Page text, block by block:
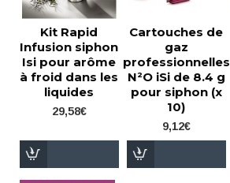
Kit Rapid
Infusion siphon
Isi pour arôme
à froid dans les
liquides
29,58€
Cartouches de
gaz
professionnelles
N²O iSi de 8.4 g
pour siphon (x
10)
9,12€